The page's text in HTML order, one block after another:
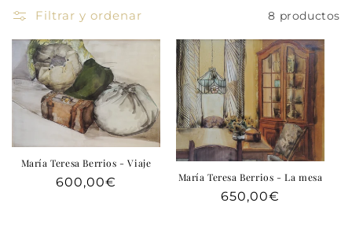
d
d
e
s
p
e
Filtrar y ordenar 8 productos
María Teresa Berrios - Viaje
Precio
600,00€ María Teresa Berrios - La mesa
Precio
650,00€